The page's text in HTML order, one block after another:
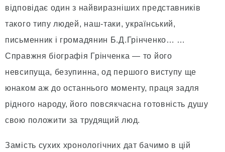
відповідає один з найвиразніших представників
такого типу людей, наш-таки, український,
письменник і громадянин Б.Д.Грінченко… …
Справжня біографія Грінченка — то його
невсипуща, безупинна, од першого виступу ще
юнаком аж до останнього моменту, праця задля
рідного народу, його повсякчасна готовність душу
свою положити за трудящий люд.
Замість сухих хронологічних дат бачимо в цій